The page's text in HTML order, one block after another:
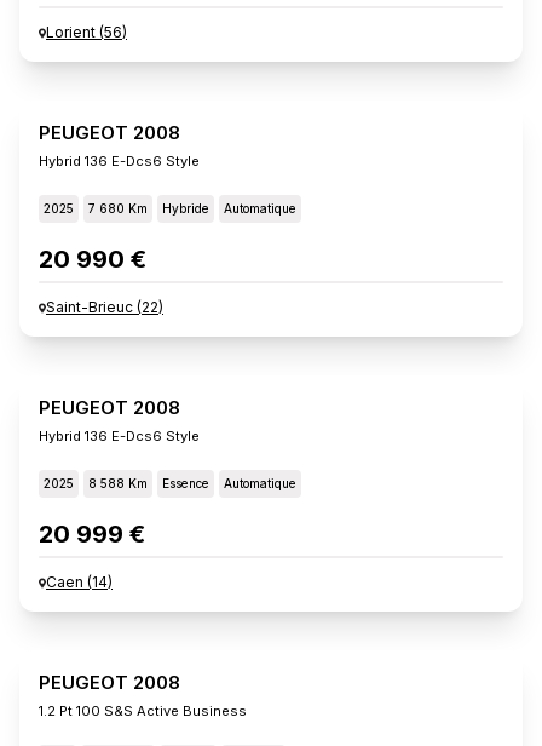
Lorient (56)
PEUGEOT 2008
Hybrid 136 E-Dcs6 Style
2025 7 680 Km Hybride Automatique
20 990 €
Saint-Brieuc (22)
PEUGEOT 2008
Hybrid 136 E-Dcs6 Style
2025 8 588 Km Essence Automatique
20 999 €
Caen (14)
PEUGEOT 2008
1.2 Pt 100 S&s Active Business